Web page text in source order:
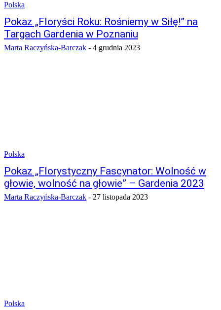
Polska
Pokaz „Floryści Roku: Rośniemy w Siłę!” na
Targach Gardenia w Poznaniu
Marta Raczyńska-Barczak - 4 grudnia 2023
Polska
Pokaz „Florystyczny Fascynator: Wolność w
głowie, wolność na głowie” – Gardenia 2023
Marta Raczyńska-Barczak - 27 listopada 2023
Polska